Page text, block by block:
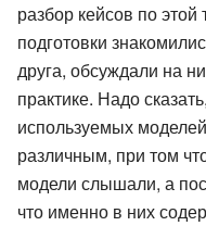
разбор кейсов по этой
подготовки
друга, обсуждали на
практике. Надо
используемых
различным, при том
модели слышали, а
что именно в них